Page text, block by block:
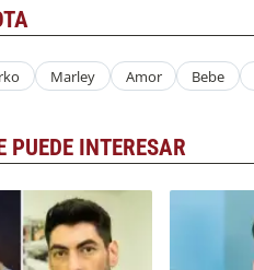
Marley Amor Bebe
PUEDE INTERESAR